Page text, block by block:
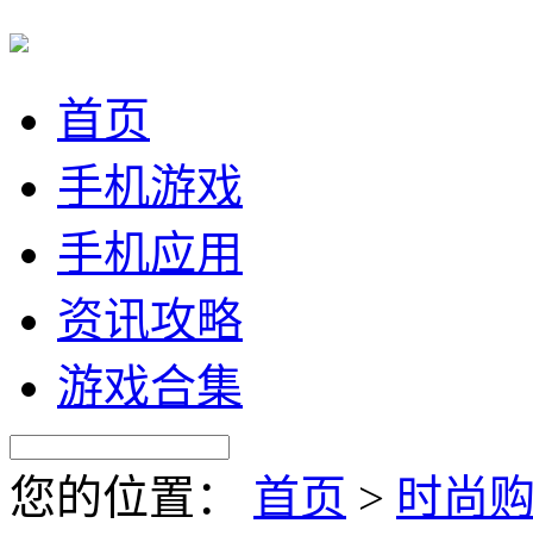
首页
手机游戏
手机应用
资讯攻略
游戏合集
您的位置： 首页 > 时尚